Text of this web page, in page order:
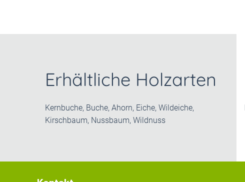
Erhältliche Holzarten
Kernbuche, Buche, Ahorn, Eiche, Wildeiche,
Kirschbaum, Nussbaum, Wildnuss